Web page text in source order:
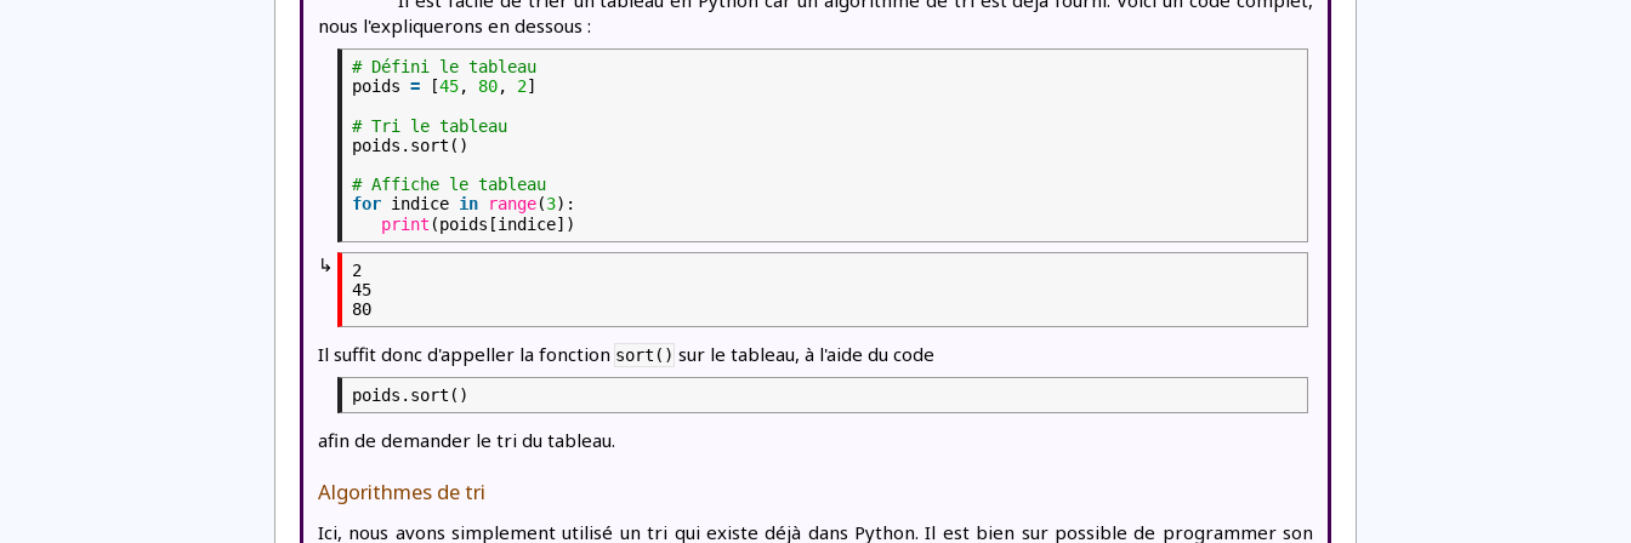
nous l'expliquerons en dessous :
# Défini le tableau
poids = [45, 80, 2]
# Tri le tableau
poids.sort()
# Affiche le tableau
for indice in range(3):
print (poids[indice])
↳
2
45
Il suffit donc d'appeller la fonction sort() sur le tableau, à l'aide du code
poids.sort()
afin de demander le tri du tableau.
Algorithmes de tri
Ici, nous avons simplement utilisé un tri qui existe déjà dans Python. Il est bien sur possible de programmer son